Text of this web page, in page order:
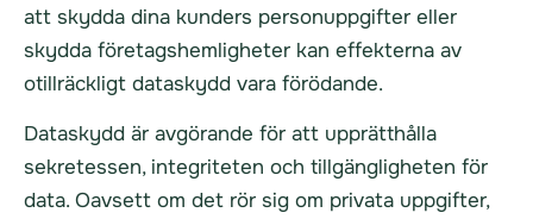
att skydda dina kunders personuppgifter eller
skydda företagshemligheter kan effekterna av
otillräckligt dataskydd vara förödande.
Dataskydd är avgörande för att upprätthålla
sekretessen, integriteten och tillgängligheten för
data. Oavsett om det rör sig om privata uppgifter,